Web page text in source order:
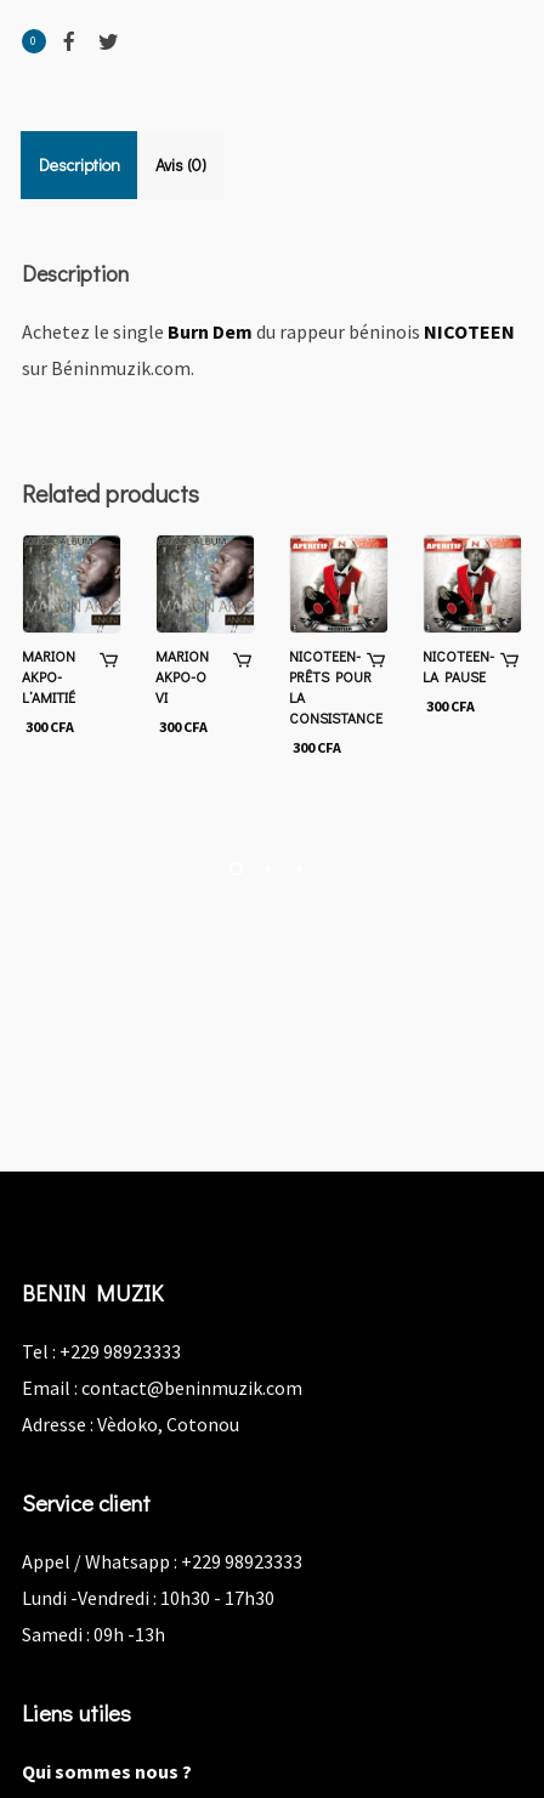
0
Description Avis (0)
Description
Achetez le single Burn Dem du rappeur béninois NICOTEEN
sur Béninmuzik.com.
Related products
MARION
AKPO-
L’AMITIÉ
300CFA
MARION
AKPO-O
VI
300CFA
NICOTEEN-
PRÊTS POUR
LA
CONSISTANCE
300CFA
NICOTEEN-
LA PAUSE
300CFA
BENIN MUZIK
Tel : +229 98923333
Email : contact@beninmuzik.com
Adresse : Vèdoko, Cotonou
Service client
Appel / Whatsapp : +229 98923333
Lundi -Vendredi : 10h30 - 17h30
Samedi : 09h -13h
Liens utiles
Qui sommes nous ?